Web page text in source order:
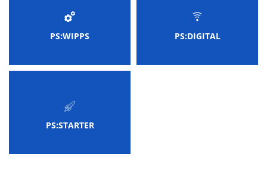
PS:WIPPS PS:DIGITAL
PS:STARTER